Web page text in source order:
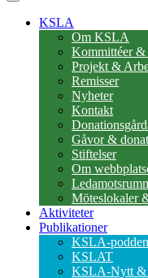
KSLA
Om KSLA
Kommittéer
Projekt &
Remisser
Nyheter
Kontakt
Gåvor &
Stiftelser
Om
Möteslokaler
Aktiviteter
Publikationer
KSLA-podden
KSLAT
KSLA-Nytt &